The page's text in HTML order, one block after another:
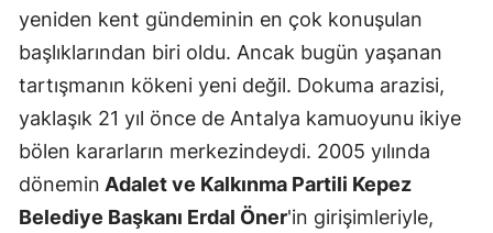
yeniden kent gündeminin en çok konuşulan
başlıklarından biri oldu. Ancak bugün yaşanan
tartışmanın kökeni yeni değil. Dokuma arazisi,
yaklaşık 21 yıl önce de Antalya kamuoyunu ikiye
bölen kararların merkezindeydi. 2005 yılında
dönemin Adalet ve Kalkınma Partili Kepez
Belediye Başkanı Erdal Öner'in girişimleriyle,